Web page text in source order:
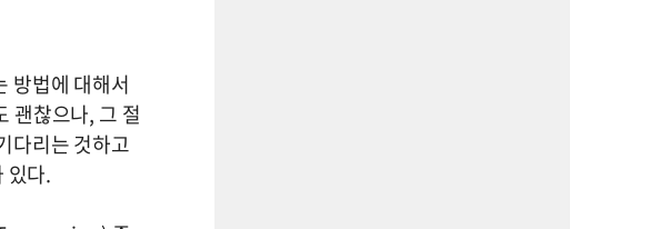
방법에 대해서
괜찮으나, 그 절
다리는 것하고
있다.